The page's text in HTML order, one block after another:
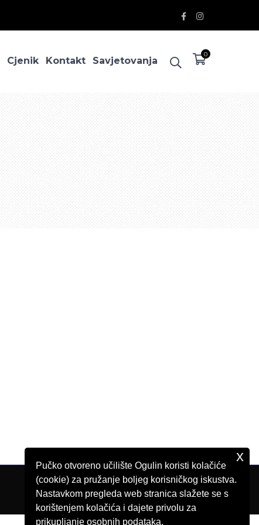
Facebook
Profile
Instagram
Profile
0
Cjenik Kontakt Savjetovanja
Pučko otvoreno učilište Ogulin koristi kolačiće
(cookie) za pružanje boljeg korisničkog iskustva.
Nastavkom pregleda web stranica slažete se s
korištenjem kolačića i dajete privolu za
prikupljanje osobnih podataka.
x